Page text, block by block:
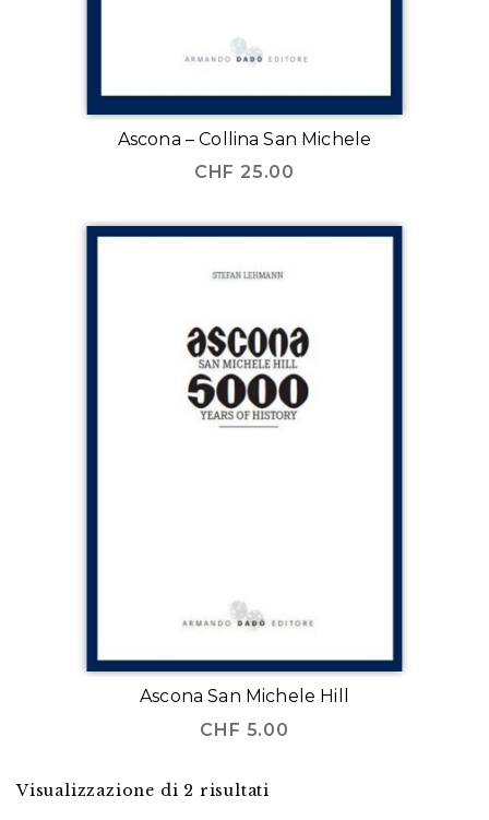
Ascona – Collina San Michele
CHF 25.00
Ascona San Michele Hill
CHF 5.00
Visualizzazione di 2 risultati